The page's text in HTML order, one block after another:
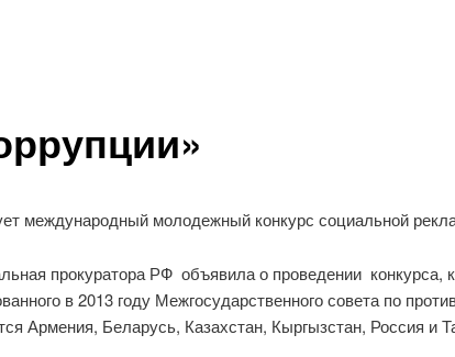
международный молодежный конкурс социальной
прокуратора РФ объявила о проведении конкурса,
в 2013 году Межгосударственного совета по
Армения, Беларусь, Казахстан, Кыргызстан, Россия и